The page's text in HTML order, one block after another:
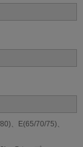
、E(65/70/75)、